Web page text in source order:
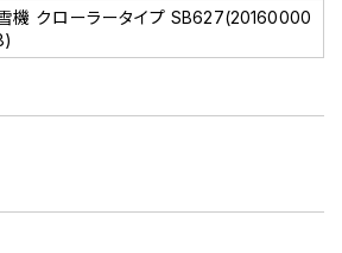
機 クローラータイプ SB627(20160000